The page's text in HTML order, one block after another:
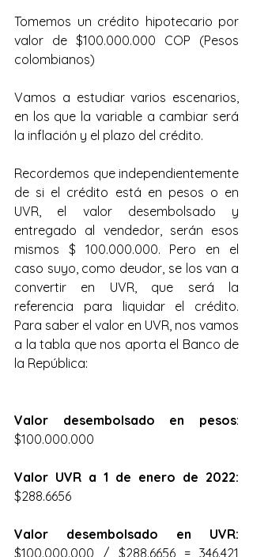
Tomemos un crédito hipotecario por
valor de $100.000.000 COP (Pesos
colombianos)
Vamos a estudiar varios escenarios,
en los que la variable a cambiar será
la inflación y el plazo del crédito.
Recordemos que independientemente
de si el crédito está en pesos o en
UVR, el valor desembolsado y
entregado al vendedor, serán esos
mismos $ 100.000.000. Pero en el
caso suyo, como deudor, se los van a
convertir en UVR, que será la
referencia para liquidar el crédito.
Para saber el valor en UVR, nos vamos
a la tabla que nos aporta el Banco de
la República:
Valor desembolsado en pesos:
$100.000.000
Valor UVR a 1 de enero de 2022:
$288.6656
Valor desembolsado en UVR:
$100.000.000 / $288.6656 = 346.421